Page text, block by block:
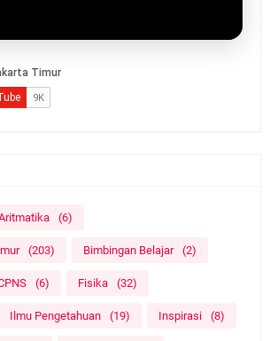
(6)
(203) Bimbingan Belajar (2)
(6) Fisika (32)
Ilmu Pengetahuan (19) Inspirasi (8)